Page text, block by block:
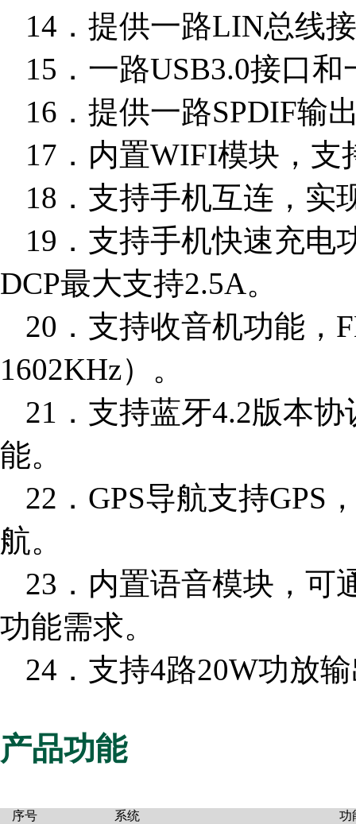
14．提供一路LIN总线
15．一路USB3.0接口
16．提供一路SPDIF输
17．内置WIFI模块，
18．支持手机互连，实
19．支持手机快速充电
DCP最大支持2.5A。
20．支持收音机功能，
1602KHz）。
21．支持蓝牙4.2版本
能。
22．GPS导航支持GPS
航。
23．内置语音模块，可
功能需求。
24．支持4路20W功放
产品功能
序号 系统
功